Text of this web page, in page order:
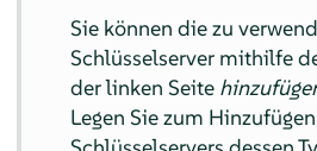
Sie können die zu
Schlüsselserver mithilfe
der linken Seite
Legen Sie zum